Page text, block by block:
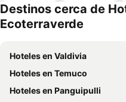
Destinos cerca de
Ecoterraverde
Hoteles en Valdivia
Hoteles en Temuco
Hoteles en Panguipulli